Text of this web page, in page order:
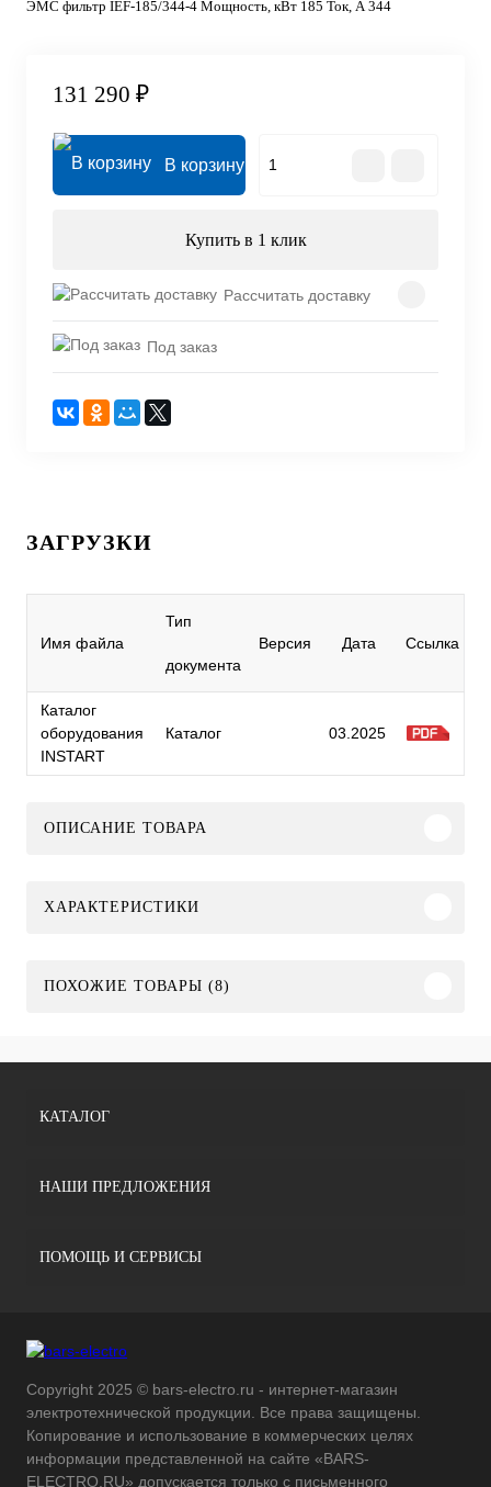
ЭМС фильтр IEF-185/344-4 Мощность, кВт 185 Ток, А 344
131 290 ₽
В корзину
Купить в 1 клик
Рассчитать доставку
Под заказ
ЗАГРУЗКИ
Имя файла
Тип
документа
Версия Дата Ссылка
Каталог
оборудования
INSTART
Каталог 03.2025
ОПИСАНИЕ ТОВАРА
ХАРАКТЕРИСТИКИ
ПОХОЖИЕ ТОВАРЫ (8)
КАТАЛОГ
НАШИ ПРЕДЛОЖЕНИЯ
ПОМОЩЬ И СЕРВИСЫ
Copyright 2025 © bars-electro.ru - интернет-магазин
электротехнической продукции. Все права защищены.
Копирование и использование в коммерческих целях
информации представленной на сайте «BARS-
ELECTRO.RU» допускается только с письменного